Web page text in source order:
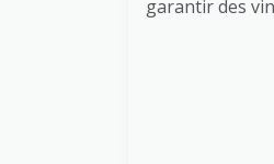
garantir des